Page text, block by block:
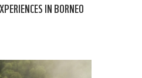
IN BORNEO